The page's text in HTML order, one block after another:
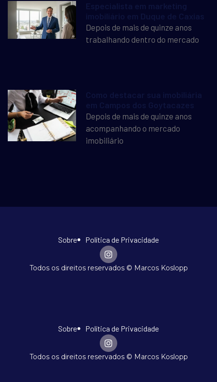
Especialista em marketing
imobiliário em Duque de Caxias
Depois de mais de quinze anos
trabalhando dentro do mercado
Como destacar sua imobiliária
em Campos dos Goytacazes
Depois de mais de quinze anos
acompanhando o mercado
imobiliário
Sobre Política de Privacidade
Todos os direitos reservados © Marcos Koslopp
Sobre Política de Privacidade
Todos os direitos reservados © Marcos Koslopp